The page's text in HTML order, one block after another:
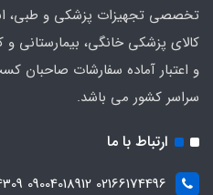
تخصصی تجهیزات پزشکی و طبی،
و اعتبار آماده سفارشات صاحبان
سراسر کشور می باشد.
ارتباط با ما
02166174496 09004018912 02166174309